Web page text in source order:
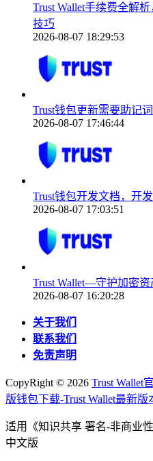
Trust Wallet手续费全解
技巧
2026-08-07 18:29:53
Trust钱包更新需要助记
2026-08-07 17:46:44
Trust钱包开发文档，开
2026-08-07 17:03:51
Trust Wallet—守护加密
2026-08-07 16:20:28
关于我们
联系我们
免责声明
CopyRight © 2026 Trust Wallet
版钱包下载-Trust Wallet最新版
适用《知识共享 署名-非商业
中文版